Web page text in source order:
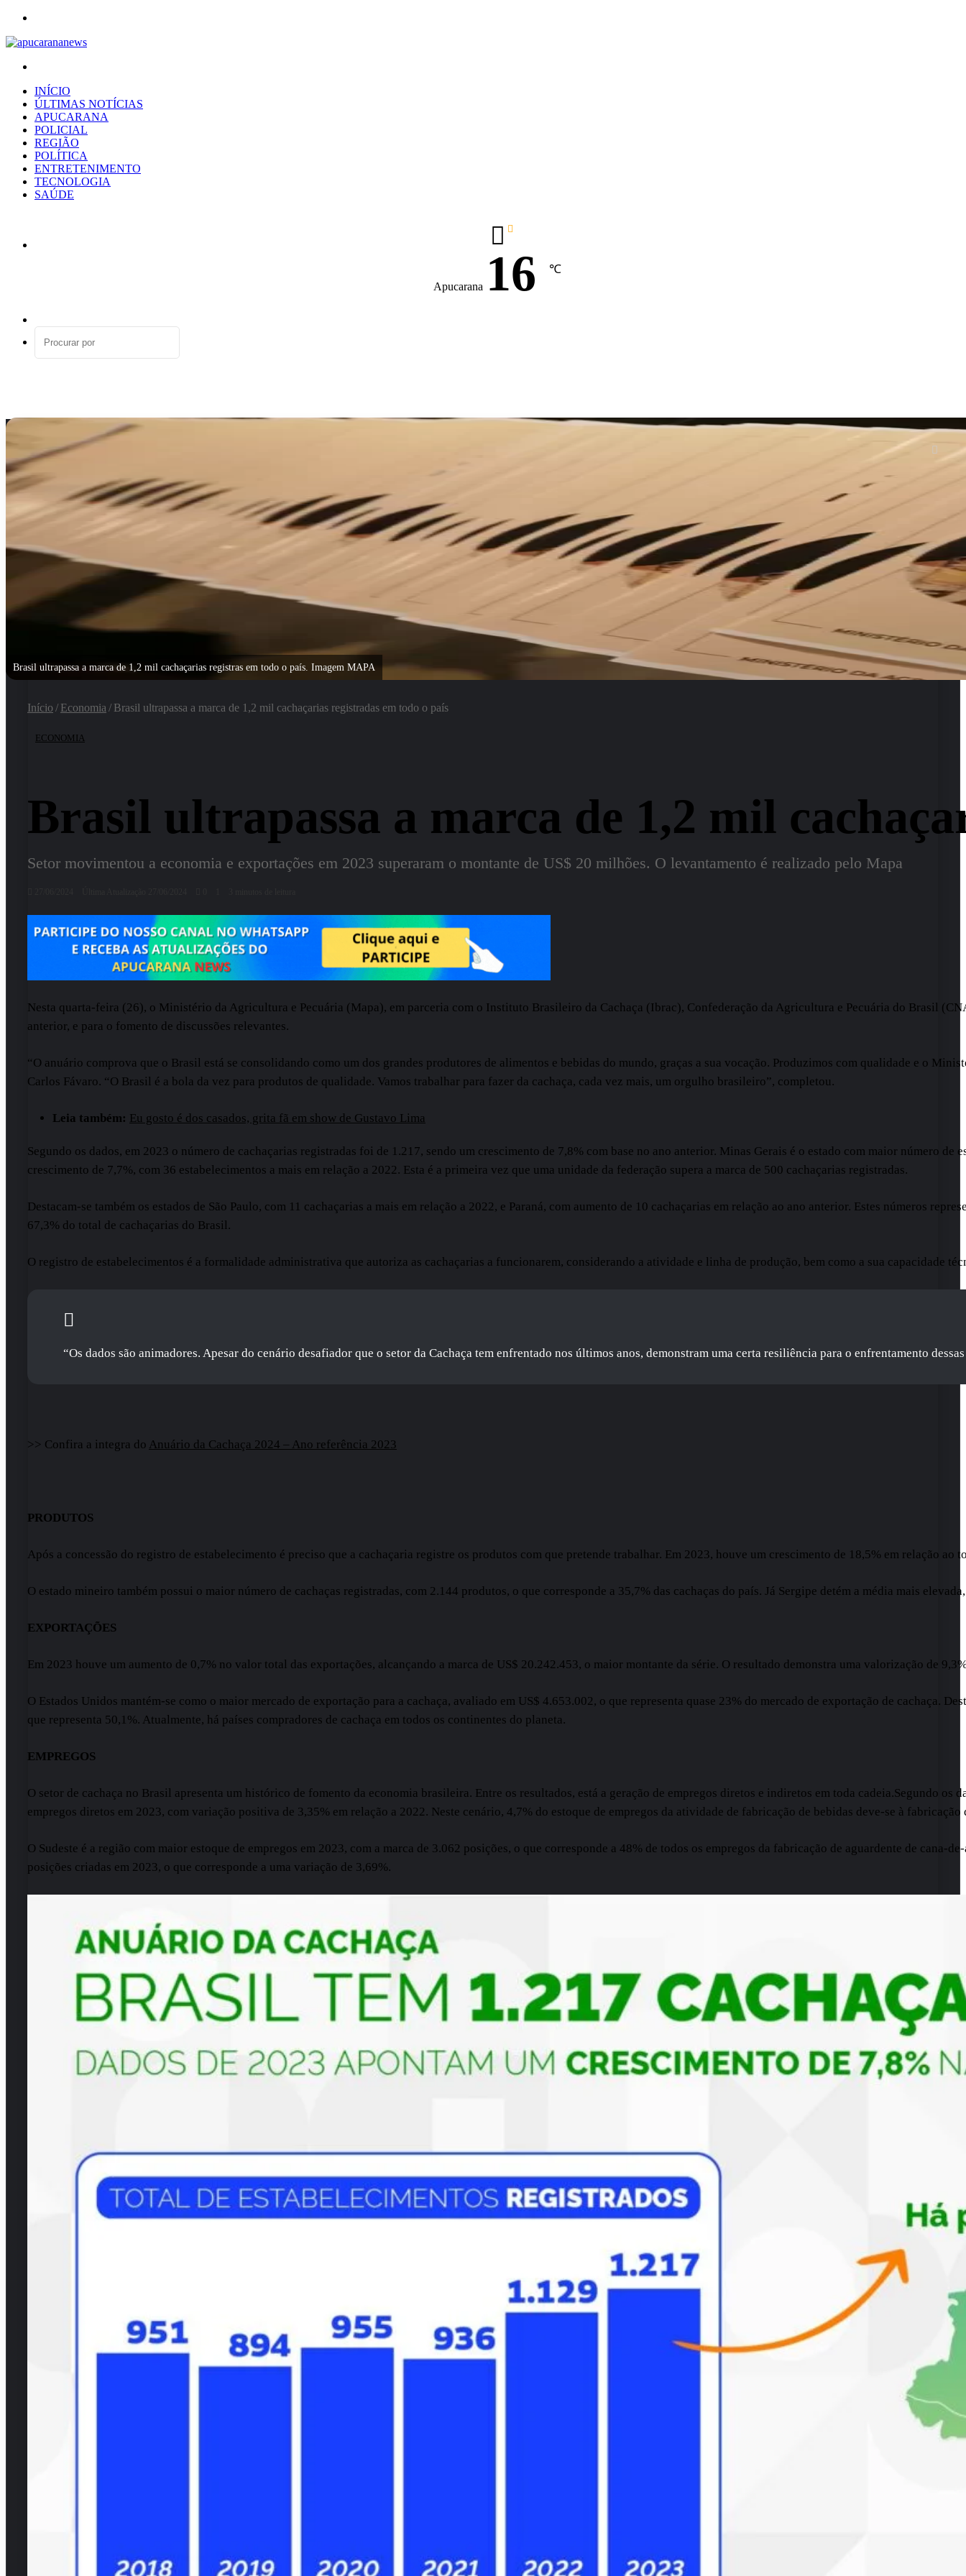
INÍCIO
ÚLTIMAS NOTÍCIAS
APUCARANA
POLICIAL
REGIÃO
POLÍTICA
ENTRETENIMENTO
TECNOLOGIA
SAÚDE
Apucarana 16 ℃
aleatório
Brasil ultrapassa a marca de 1,2 mil cachaçarias registras em todo o país. Imagem MAPA
Início / Economia / Brasil ultrapassa a marca de 1,2 mil cachaçarias registradas em todo o país
ECONOMIA
Brasil ultrapassa a marca de 1,2 mil
Setor movimentou a economia e exportações em 2023 superaram o montante de US$ 20 milhões. O levantamento é realizado pelo Mapa
Nesta quarta-feira (26), o Ministério da Agricultura e Pecuária (Mapa), em parceria com o Instituto Brasileiro da Cachaça (Ibrac), Confederação da Agricultura e Pecuária do Brasil
anterior, e para o fomento de discussões relevantes.
“O anuário comprova que o Brasil está se consolidando como um dos grandes produtores de alimentos e bebidas do mundo, graças a sua vocação. Produzimos com qualidade e o
Carlos Fávaro. “O Brasil é a bola da vez para produtos de qualidade. Vamos trabalhar para fazer da cachaça, cada vez mais, um orgulho brasileiro”, completou.
Leia também: Eu gosto é dos casados, grita fã em show de Gustavo Lima
Segundo os dados, em 2023 o número de cachaçarias registradas foi de 1.217, sendo um crescimento de 7,8% com base no ano anterior. Minas Gerais é o estado com maior número
crescimento de 7,7%, com 36 estabelecimentos a mais em relação a 2022. Esta é a primeira vez que uma unidade da federação supera a marca de 500 cachaçarias registradas.
Destacam-se também os estados de São Paulo, com 11 cachaçarias a mais em relação a 2022, e Paraná, com aumento de 10 cachaçarias em relação ao ano anterior. Estes números
67,3% do total de cachaçarias do Brasil.
O registro de estabelecimentos é a formalidade administrativa que autoriza as cachaçarias a funcionarem, considerando a atividade e linha de produção, bem como a sua
“Os dados são animadores. Apesar do cenário desafiador que o setor da Cachaça tem enfrentado nos últimos anos, demonstram uma certa resiliência para o enfrentamento
>> Confira a integra do Anuário da Cachaça 2024 – Ano referência 2023
PRODUTOS
Após a concessão do registro de estabelecimento é preciso que a cachaçaria registre os produtos com que pretende trabalhar. Em 2023, houve um crescimento de 18,5% em relação
O estado mineiro também possui o maior número de cachaças registradas, com 2.144 produtos, o que corresponde a 35,7% das cachaças do país. Já Sergipe detém a média mais
EXPORTAÇÕES
Em 2023 houve um aumento de 0,7% no valor total das exportações, alcançando a marca de US$ 20.242.453, o maior montante da série. O resultado demonstra uma valorização de
O Estados Unidos mantém-se como o maior mercado de exportação para a cachaça, avaliado em US$ 4.653.002, o que representa quase 23% do mercado de exportação de
que representa 50,1%. Atualmente, há países compradores de cachaça em todos os continentes do planeta.
EMPREGOS
O setor de cachaça no Brasil apresenta um histórico de fomento da economia brasileira. Entre os resultados, está a geração de empregos diretos e indiretos em toda cadeia.Segundo
empregos diretos em 2023, com variação positiva de 3,35% em relação a 2022. Neste cenário, 4,7% do estoque de empregos da atividade de fabricação de bebidas deve-se à
O Sudeste é a região com maior estoque de empregos em 2023, com a marca de 3.062 posições, o que corresponde a 48% de todos os empregos da fabricação de aguardente de
posições criadas em 2023, o que corresponde a uma variação de 3,69%.